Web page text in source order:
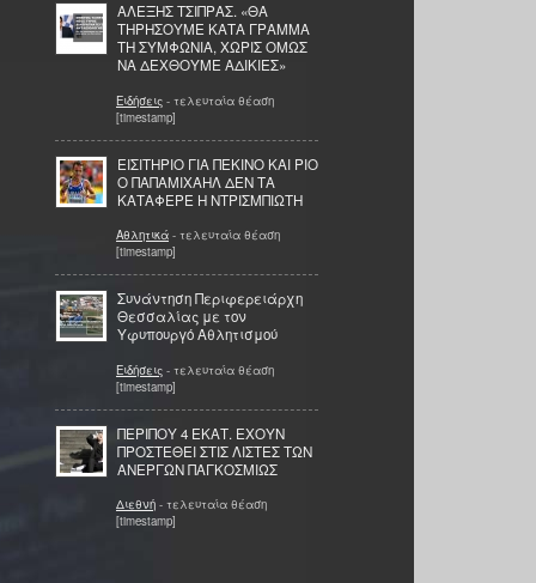
ΑΛΕΞΗΣ ΤΣΙΠΡΑΣ. «ΘΑ
ΤΗΡΗΣΟΥΜΕ ΚΑΤΑ ΓΡΑΜΜΑ
ΤΗ ΣΥΜΦΩΝΙΑ, ΧΩΡΙΣ ΟΜΩΣ
ΝΑ ΔΕΧΘΟΥΜΕ ΑΔΙΚΙΕΣ»
Ειδήσεις - τελευταία θέαση
[timestamp]
ΕΙΣΙΤΗΡΙΟ ΓΙΑ ΠΕΚΙΝΟ ΚΑΙ ΡΙΟ
Ο ΠΑΠΑΜΙΧΑΗΛ ΔΕΝ ΤΑ
ΚΑΤΑΦΕΡΕ Η ΝΤΡΙΣΜΠΙΩΤΗ
Αθλητικά - τελευταία θέαση
[timestamp]
Συνάντηση Περιφερειάρχη
Θεσσαλίας με τον
Υφυπουργό Αθλητισμού
Ειδήσεις - τελευταία θέαση
[timestamp]
ΠΕΡΙΠΟΥ 4 ΕΚΑΤ. ΕΧΟΥΝ
ΠΡΟΣΤΕΘΕΙ ΣΤΙΣ ΛΙΣΤΕΣ ΤΩΝ
ΑΝΕΡΓΩΝ ΠΑΓΚΟΣΜΙΩΣ
Διεθνή - τελευταία θέαση
[timestamp]